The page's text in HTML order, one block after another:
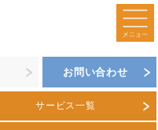
お問い合わせ
サービス一覧